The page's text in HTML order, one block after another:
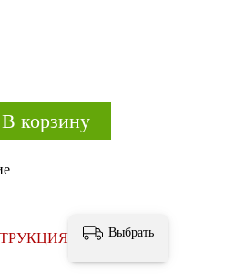
В корзину
Выбрать